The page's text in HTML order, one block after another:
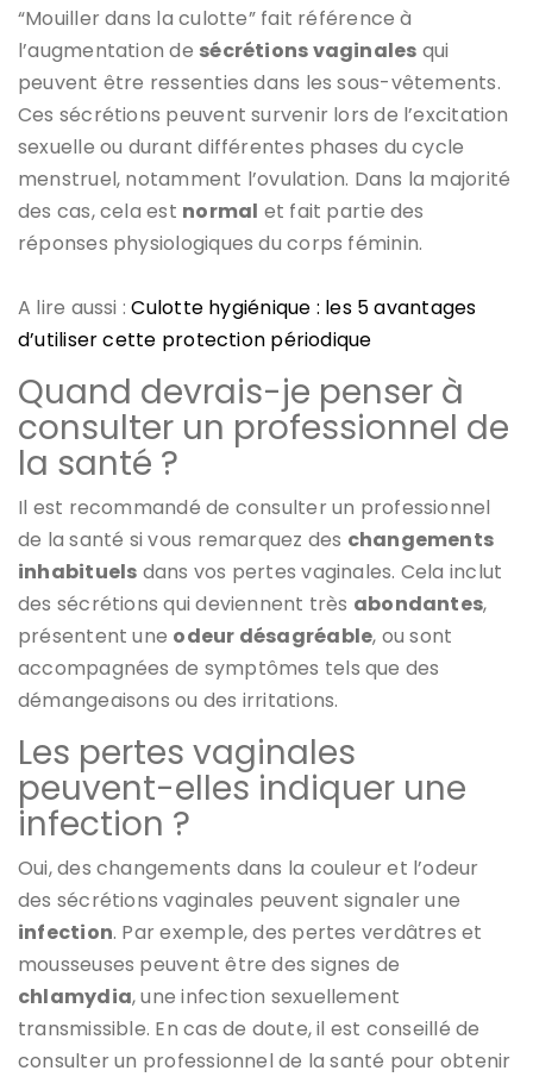
“Mouiller dans la culotte” fait référence à
l’augmentation de sécrétions vaginales qui
peuvent être ressenties dans les sous-vêtements.
Ces sécrétions peuvent survenir lors de l’excitation
sexuelle ou durant différentes phases du cycle
menstruel, notamment l’ovulation. Dans la majorité
des cas, cela est normal et fait partie des
réponses physiologiques du corps féminin.
A lire aussi :Culotte hygiénique : les 5 avantages
d’utiliser cette protection périodique
Quand devrais-je penser à
consulter un professionnel de
la santé ?
Il est recommandé de consulter un professionnel
de la santé si vous remarquez des changements
inhabituels dans vos pertes vaginales. Cela inclut
des sécrétions qui deviennent très abondantes,
présentent une odeur désagréable, ou sont
accompagnées de symptômes tels que des
démangeaisons ou des irritations.
Les pertes vaginales
peuvent-elles indiquer une
infection ?
Oui, des changements dans la couleur et l’odeur
des sécrétions vaginales peuvent signaler une
infection. Par exemple, des pertes verdâtres et
mousseuses peuvent être des signes de
chlamydia, une infection sexuellement
transmissible. En cas de doute, il est conseillé de
consulter un professionnel de la santé pour obtenir